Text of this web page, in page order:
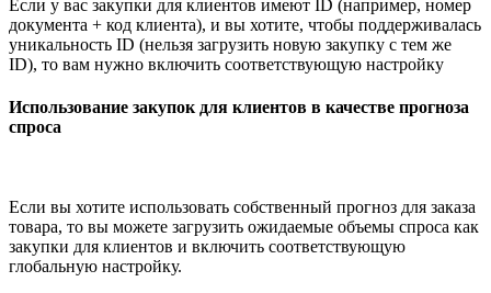
Если у вас закупки для клиентов имеют ID (например, номер
документа + код клиента), и вы хотите, чтобы поддерживалась
уникальность ID (нельзя загрузить новую закупку с тем же
ID), то вам нужно включить соответствующую настройку
Использование закупок для клиентов в качестве прогноза
спроса
Если вы хотите использовать собственный прогноз для заказа
товара, то вы можете загрузить ожидаемые объемы спроса как
закупки для клиентов и включить соответствующую
глобальную настройку.